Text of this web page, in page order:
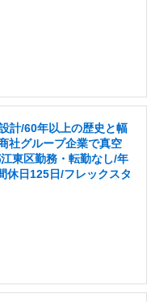
計/60年以上の歴史と幅
社グループ企業で真空
東区勤務・転勤なし/年
休日125日/フレックスタ